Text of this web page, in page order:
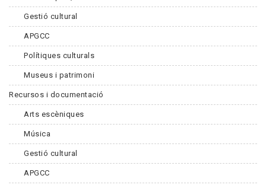
Gestió cultural
APGCC
Polítiques culturals
Museus i patrimoni
Recursos i documentació
Arts escèniques
Música
Gestió cultural
APGCC